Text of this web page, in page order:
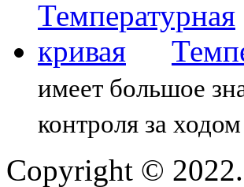
имеет большое
контроля за
Copyright ©